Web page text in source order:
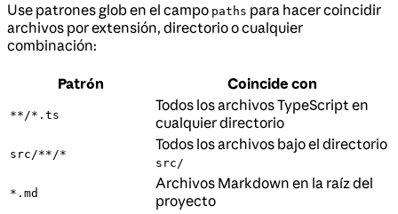
Use patrones glob en el campo paths para hacer coincidir
archivos por extensión, directorio o cualquier
combinación:
Patrón Coincide con
**/*.ts
Todos los archivos TypeScript en
cualquier directorio
src/**/*
Todos los archivos bajo el directorio
src/
*.md
Archivos Markdown en la raíz del
proyecto